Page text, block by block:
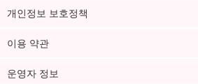
개인정보 보호정책
이용 약관
운영자 정보